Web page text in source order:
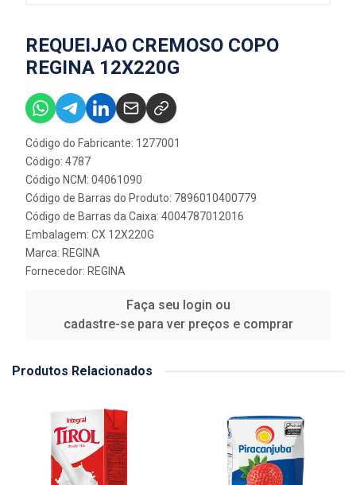
REQUEIJAO CREMOSO COPO
REGINA 12X220G
Código do Fabricante: 1277001
Código: 4787
Código NCM: 04061090
Código de Barras do Produto: 7896010400779
Código de Barras da Caixa: 4004787012016
Embalagem: CX 12X220G
Marca: REGINA
Fornecedor: REGINA
Faça seu login ou
cadastre-se para ver preços e comprar
Produtos Relacionados